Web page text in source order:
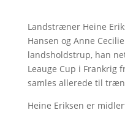
Landstræner Heine
Hansen og Anne
landsholdstrup, han
Leauge Cup i Frankrig
samles allerede til
Heine Eriksen er